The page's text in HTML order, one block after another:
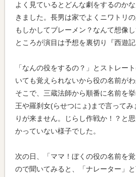
よく見ているとどんな劇をするのか
きました。長男は家でよくニワトリ
もしかしてブレーメン？なんて想像し
ところが演目は予想を裏切り『西遊記
「なんの役をするの？」とストレー
いても覚えられないから役の名前がわ
そこで、三蔵法師から順番に名前を
王や羅刹女(らせつにょ)まで言ってみ
りが来ません。じらし作戦か！？と
かっていない様子でした。
次の日、「ママ！ぼくの役の名前を
ので聞いてみると、「ナレーター」